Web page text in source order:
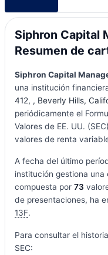
Siphron Capital
Resumen de
Siphron Capital
una institución
412, , Beverly Hills,
periódicamente el
Valores de EE. UU.
valores de renta
A fecha del último
institución gestiona
compuesta por 73
de presentaciones, ha
13F.
Para consultar el
SEC: